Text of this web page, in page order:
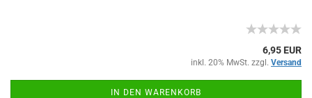
6,95 EUR
inkl. 20% MwSt. zzgl. Versand
IN DEN WARENKORB